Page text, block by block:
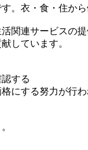
衣・食・住か
関連サービスの
しています。
する
にする努力が行